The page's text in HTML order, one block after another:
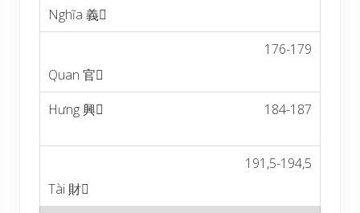
176-179
184-187
191,5-194,5